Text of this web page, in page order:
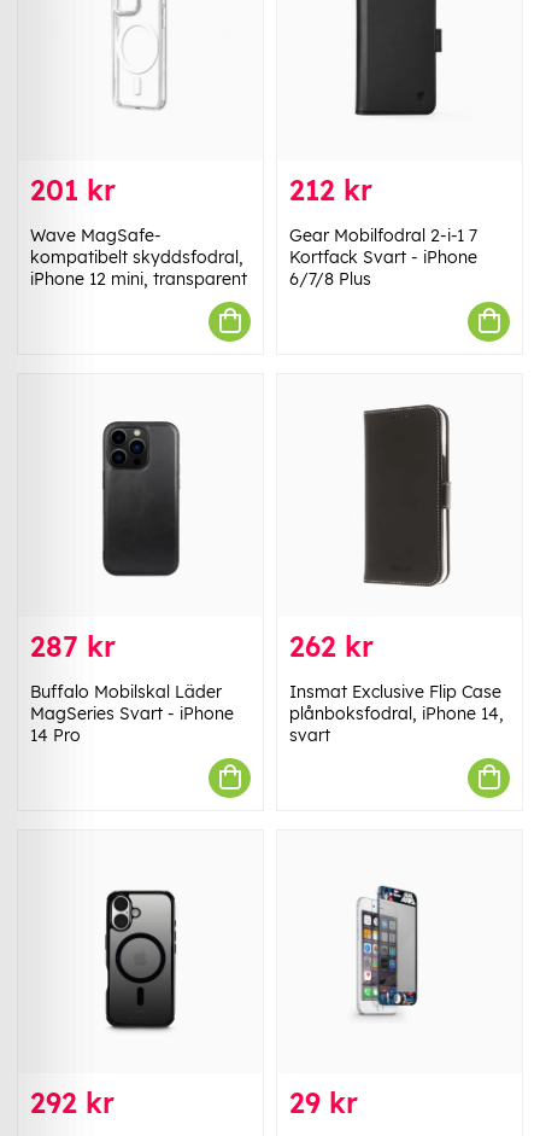
201 kr
Wave MagSafe-
kompatibelt skyddsfodral,
iPhone 12 mini, transparent
212 kr
Gear Mobilfodral 2-i-1 7
Kortfack Svart - iPhone
6/7/8 Plus
287 kr
Buffalo Mobilskal Läder
MagSeries Svart - iPhone
14 Pro
262 kr
Insmat Exclusive Flip Case
plånboksfodral, iPhone 14,
svart
292 kr 29 kr